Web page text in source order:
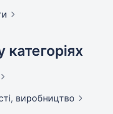
виробництво